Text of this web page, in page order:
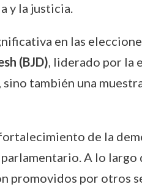
y la justicia.
en las
(BJD), liderado por la
también una
de la
A lo largo
promovidos por otros